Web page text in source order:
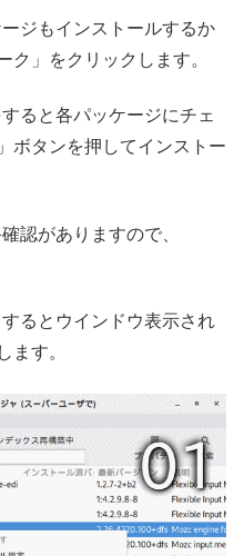
ジもインストールするか
ク」をクリックします。
ると各パッケージにチェ
ボタンを押してインストー
認がありますので、
るとウインドウ表示され
ます。